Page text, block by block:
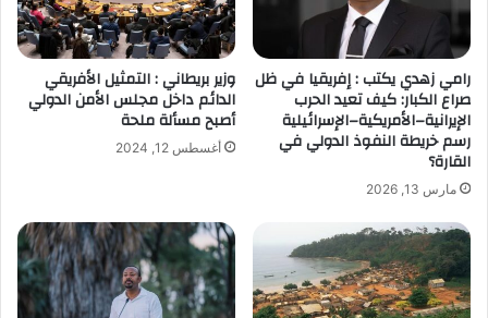
رامي زهدي يكتب : إفريقيا في ظل
صراع الكبار: كيف تعيد الحرب
الإيرانية–الأمريكية–الإسرائيلية
رسم خريطة النفوذ الدولي في
القارة؟
مارس 13, 2026
وزير بريطاني : التمثيل الأفريقي
الدائم داخل مجلس الأمن الدولي
أصبح مسألة ملحة
أغسطس 12, 2024